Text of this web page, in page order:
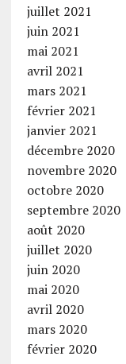
juillet 2021
juin 2021
mai 2021
avril 2021
mars 2021
février 2021
janvier 2021
décembre 2020
novembre 2020
octobre 2020
septembre 2020
août 2020
juillet 2020
juin 2020
mai 2020
avril 2020
mars 2020
février 2020